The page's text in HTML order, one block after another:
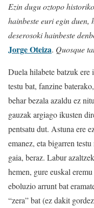
Ezin dugu oztopo
hainbeste euri egin duen,
deserosoki hainbeste
Jorge Oteiza. Quosque
Duela hilabete batzuk ere
testu bat, fanzine
behar bezala azaldu ez
gauzak argiago ikusten
pentsatu dut. Astuna ere
emanez, eta bigarren
gaia, beraz. Labur
hemen, gure euskal
eboluzio arrunt bat
“zera” bat (ez dakit